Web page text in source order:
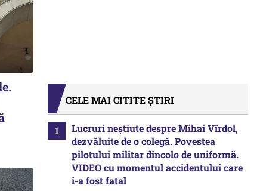
CELE MAI CITITE ȘTIRI
Lucruri neștiute despre Mihai Vîrdol,
dezvăluite de o colegă. Povestea
pilotului militar dincolo de uniformă.
VIDEO cu momentul accidentului care
i-a fost fatal